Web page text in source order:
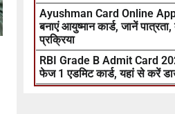
Ayushman Card Online
बनाएं आयुष्मान कार्ड, जानें
प्रक्रिया
RBI Grade B Admit Card
फेज 1 एडमिट कार्ड, यहां से करें